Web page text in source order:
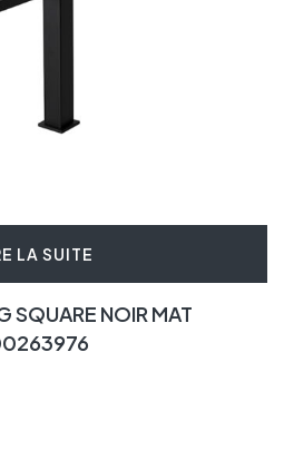
LA SUITE
SQUARE NOIR MAT